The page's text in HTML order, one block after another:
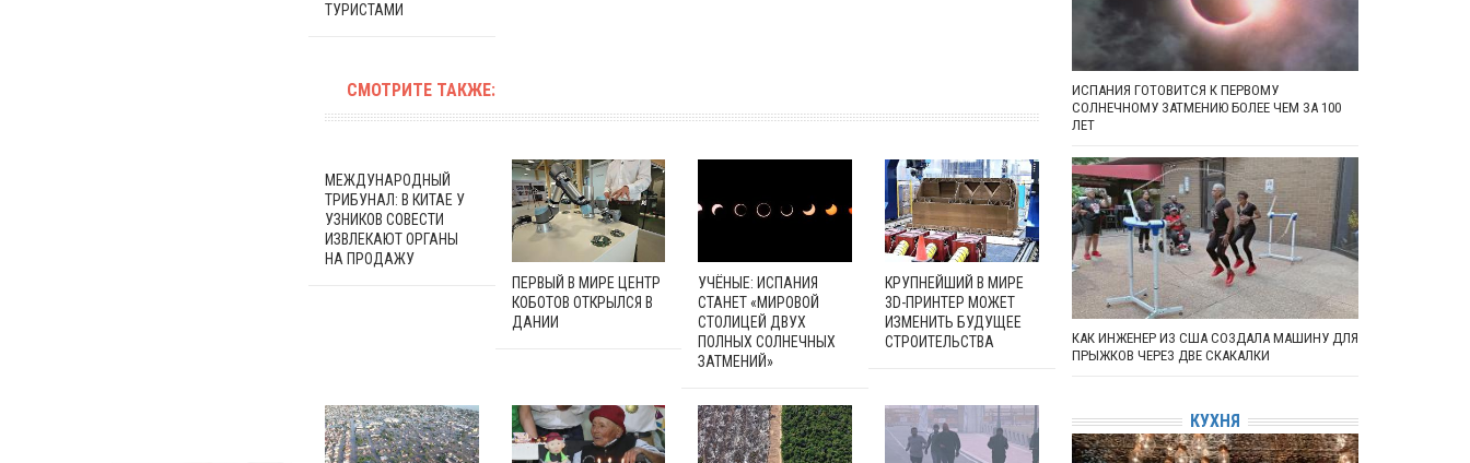
ТУРИСТАМИ
СМОТРИТЕ ТАКЖЕ:
МЕЖДУНАРОДНЫЙ
ТРИБУНАЛ: В КИТАЕ У
УЗНИКОВ СОВЕСТИ
ИЗВЛЕКАЮТ ОРГАНЫ
НА ПРОДАЖУ
ПЕРВЫЙ В МИРЕ ЦЕНТР
КОБОТОВ ОТКРЫЛСЯ В
ДАНИИ
УЧЁНЫЕ: ИСПАНИЯ
СТАНЕТ «МИРОВОЙ
СТОЛИЦЕЙ ДВУХ
ПОЛНЫХ СОЛНЕЧНЫХ
ЗАТМЕНИЙ»
КРУПНЕЙШИЙ В МИРЕ
3D-ПРИНТЕР МОЖЕТ
ИЗМЕНИТЬ БУДУЩЕЕ
СТРОИТЕЛЬСТВА
ИСПАНИЯ ГОТОВИТСЯ К ПЕРВОМУ
СОЛНЕЧНОМУ ЗАТМЕНИЮ БОЛЕЕ ЧЕМ ЗА 100
ЛЕТ
КАК ИНЖЕНЕР ИЗ США СОЗДАЛА МАШИНУ ДЛЯ
ПРЫЖКОВ ЧЕРЕЗ ДВЕ СКАКАЛКИ
КУХНЯ